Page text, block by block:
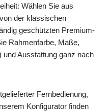
Wählen Sie aus
der klassischen
geschützten Premium-
Rahmenfarbe, Maße,
und Ausstattung ganz nach
Fernbedienung,
Konfigurator finden